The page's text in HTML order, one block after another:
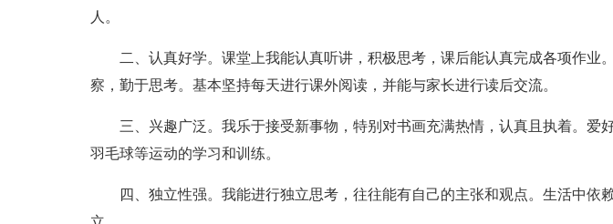
人。
二、认真好学。课堂上我能认真听讲，积极思考，课后能认真完成各项作业
察，勤于思考。基本坚持每天进行课外阅读，并能与家长进行读后交流。
三、兴趣广泛。我乐于接受新事物，特别对书画充满热情，认真且执着。爱
羽毛球等运动的学习和训练。
四、独立性强。我能进行独立思考，往往能有自己的主张和观点。生活中依